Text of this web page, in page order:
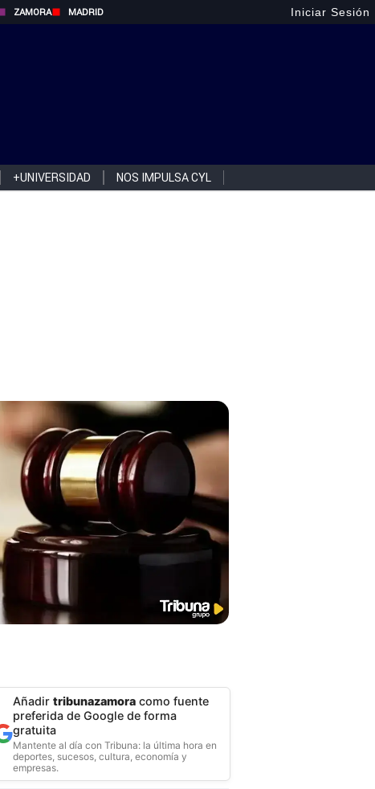
ZAMORA MADRID Iniciar Sesión
+UNIVERSIDAD NOS IMPULSA CYL
Añadir tribunazamora como fuente
preferida de Google de forma
gratuita
Mantente al día con Tribuna: la última hora en
deportes, sucesos, cultura, economía y
empresas.